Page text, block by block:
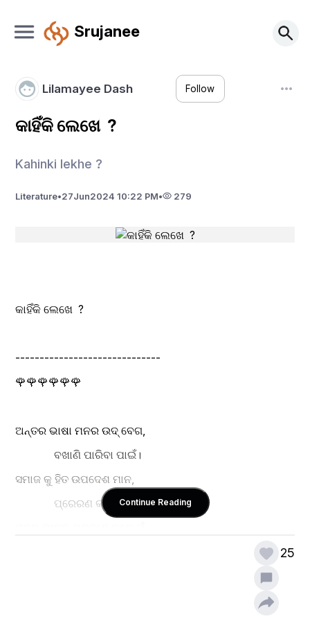
Srujanee
Lilamayee Dash Follow
କାହିଁକି ଲେଖେ ?
Kahinki lekhe ?
Literature•27Jun2024 10:22 PM• 279
କାହିଁକି ଲେଖେ  ?
------------------------------
🌹🌹🌹🌹🌹🌹
ଅନ୍ତର ଭାଷା ମନର ଉଦ୍ ବେଗ,
              ବଖାଣି ପାରିବା ପାଇଁ।
ସମାଜ କୁ ହିତ ଉପଦେଶ ମାନ,
              ପ୍ରେରଣ କରିବା ପାଇଁଁ।
Continue Reading
25